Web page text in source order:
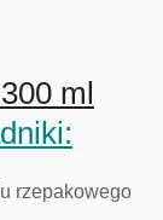
ml
rzepakowego